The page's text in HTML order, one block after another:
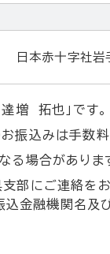
日本赤十字社
増 拓也」です。
振込みは手数料
場合がありま
部にご連絡をお
込金融機関名及